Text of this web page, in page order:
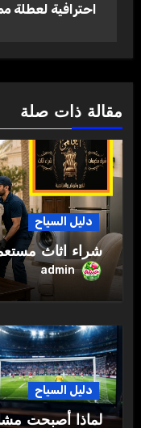
احترافية لعطلة
مقالة ذات صلة
دليل السياح
شراء اثاث
admin
دليل السياح
لماذا أصبحت